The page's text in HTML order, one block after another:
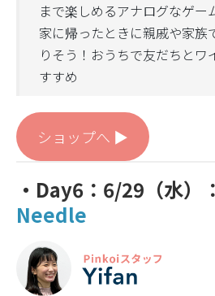
まで楽しめるアナログなゲー
家に帰ったときに親戚や家族
りそう！おうちで友だちとワ
すすめ
ショップへ ▶︎
・Day6：6/29（水）：
Needle